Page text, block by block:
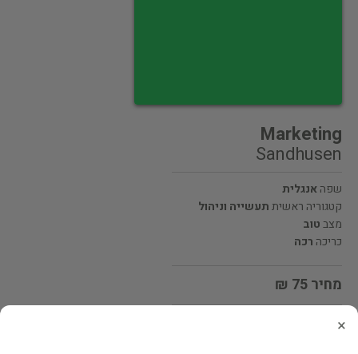
Marketing
Sandhusen
שפהאנגלית
קטגוריה ראשיתתעשייה וניהול
מצבטוב
כריכה רכה
מחיר 75 ₪
×